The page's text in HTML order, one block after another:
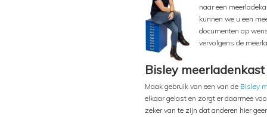
naar een
kunnen we u een
documenten op
vervolgens de
Bisley
Maak gebruik van een van de Bisley
elkaar gelast en zorgt er daarmee
zeker van te zijn dat anderen hier